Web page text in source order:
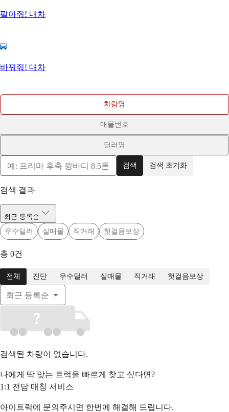
팔아줘! 내차
바꿔줘! 대차
차량명
매물번호
딜러명
검색 검색 초기화
검색 결과
최근 등록순
우수딜러
실매물 직거래 헛걸음보상
총 0건
전체 진단 우수딜러 실매물 직거래 헛걸음보상
최근 등록순
검색된 차량이 없습니다.
나에게 딱 맞는 트럭을 빠르게 찾고 싶다면?
1:1 전담 매칭 서비스
아이트럭에 문의주시면 한번에 해결해 드립니다.